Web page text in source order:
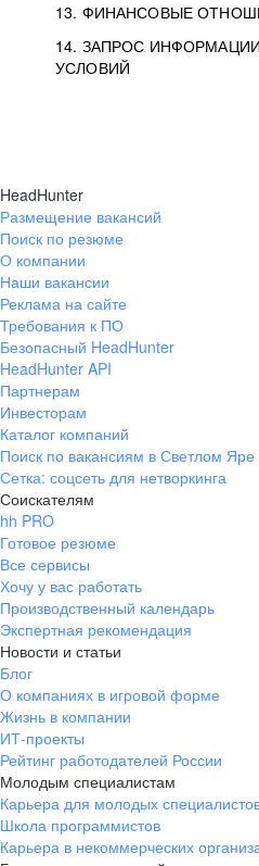
13. ФИНАНСОВЫЕ
14. ЗАПРОС
УСЛОВИЙ
HeadHunter
Размещение вакансий
Поиск по резюме
О компании
Наши вакансии
Реклама на сайте
Требования к ПО
Безопасный HeadHunter
HeadHunter API
Партнерам
Инвесторам
Каталог компаний
Поиск по вакансиям в Светлом Яре
Сетка: соцсеть для нетворкинга
Соискателям
hh PRO
Готовое резюме
Все сервисы
Хочу у вас работать
Производственный календарь
Экспертная рекомендация
Новости и статьи
Блог
О компаниях в игровой форме
Жизнь в компании
ИТ-проекты
Рейтинг работодателей России
Молодым специалистам
Карьера для молодых
Школа программистов
Карьера в некоммерческих